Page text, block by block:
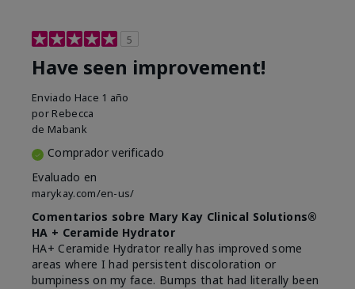
5
Have seen improvement!
Enviado Hace 1 año
por Rebecca
de Mabank
Comprador verificado
Evaluado en
marykay.com/en-us/
Comentarios sobre Mary Kay Clinical Solutions®
HA + Ceramide Hydrator
HA+ Ceramide Hydrator really has improved some
areas where I had persistent discoloration or
bumpiness on my face. Bumps that had literally been